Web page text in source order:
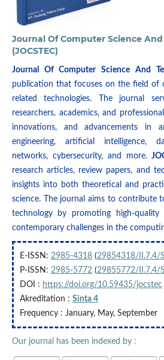
Journal Of Computer Science
(JOCSTEC)
Journal Of Computer Science And
publication that focuses on the field of
related technologies. The journal
researchers, academics, and
innovations, and advancements in
engineering, artificial intelligence,
networks, cybersecurity, and more.
research articles, review papers, and
insights into both theoretical and
science. The journal aims to contribute
technology by promoting high-quality
contemporary challenges in the
E-ISSN: 2985-4318(29854318/II.7.4/
P-ISSN: 2985-5772(29855772/II.7.4/
DOI : https://doi.org/10.59435/jocstec
Akreditation : Sinta 4
Frequency : January, May, September
Our journal has been indexed by :